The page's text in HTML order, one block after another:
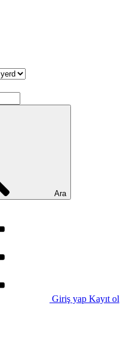
Ara
Giriş yap Kayıt ol